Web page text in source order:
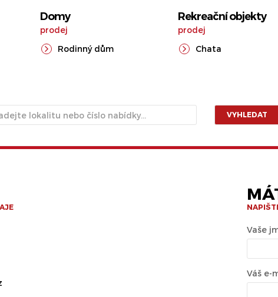
Domy
prodej
Rodinný dům
Rekreační objekty
prodej
Chata
VYHLEDAT
Vaše
Váš e-